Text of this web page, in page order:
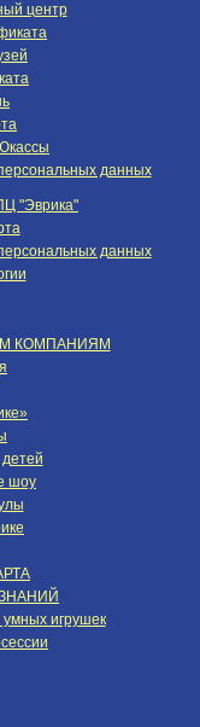
центр
данных
"Эврика"
данных
КОМПАНИЯМ
шоу
игрушек